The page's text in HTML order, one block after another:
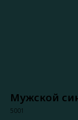
Мужской
5001